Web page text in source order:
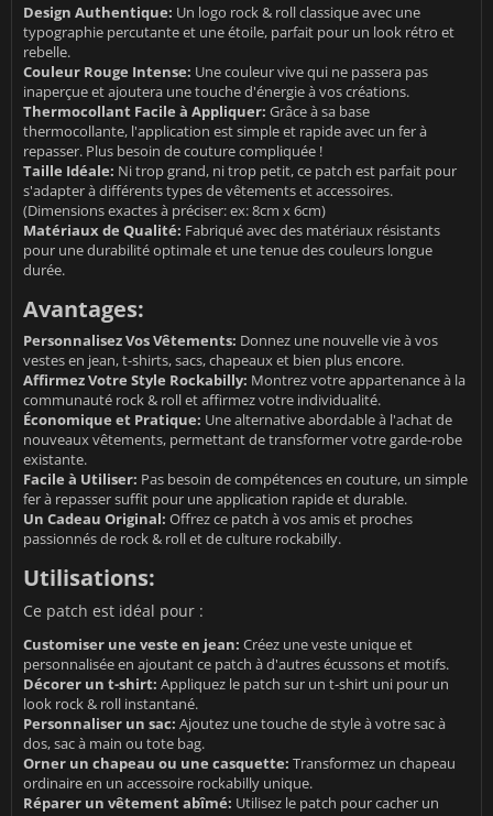
Design Authentique: Un logo rock & roll classique avec une
typographie percutante et une étoile, parfait pour un look rétro et
rebelle.
Couleur Rouge Intense: Une couleur vive qui ne passera pas
inaperçue et ajoutera une touche d'énergie à vos créations.
Thermocollant Facile à Appliquer: Grâce à sa base
thermocollante, l'application est simple et rapide avec un fer à
repasser. Plus besoin de couture compliquée !
Taille Idéale: Ni trop grand, ni trop petit, ce patch est parfait pour
s'adapter à différents types de vêtements et accessoires.
(Dimensions exactes à préciser: ex: 8cm x 6cm)
Matériaux de Qualité: Fabriqué avec des matériaux résistants
pour une durabilité optimale et une tenue des couleurs longue
durée.
Avantages:
Personnalisez Vos Vêtements: Donnez une nouvelle vie à vos
vestes en jean, t-shirts, sacs, chapeaux et bien plus encore.
Affirmez Votre Style Rockabilly: Montrez votre appartenance à la
communauté rock & roll et affirmez votre individualité.
Économique et Pratique: Une alternative abordable à l'achat de
nouveaux vêtements, permettant de transformer votre garde-robe
existante.
Facile à Utiliser: Pas besoin de compétences en couture, un simple
fer à repasser suffit pour une application rapide et durable.
Un Cadeau Original: Offrez ce patch à vos amis et proches
passionnés de rock & roll et de culture rockabilly.
Utilisations:
Ce patch est idéal pour :
Customiser une veste en jean: Créez une veste unique et
personnalisée en ajoutant ce patch à d'autres écussons et motifs.
Décorer un t-shirt: Appliquez le patch sur un t-shirt uni pour un
look rock & roll instantané.
Personnaliser un sac: Ajoutez une touche de style à votre sac à
dos, sac à main ou tote bag.
Orner un chapeau ou une casquette: Transformez un chapeau
ordinaire en un accessoire rockabilly unique.
Réparer un vêtement abîmé: Utilisez le patch pour cacher un